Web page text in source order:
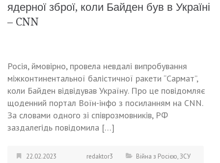
ядерної зброї, коли Байден був в Україні
– CNN
Росія, ймовірно, провела невдалі випробування
міжконтинентальної балістичної ракети “Сармат”,
коли Байден відвідував Україну. Про це повідомляє
щоденний портал Воїн-інфо з посиланням на CNN.
За словами одного зі співрозмовників, РФ
заздалегідь повідомила […]
22.02.2023 redaktor3 Війна з Росією,ЗСУ